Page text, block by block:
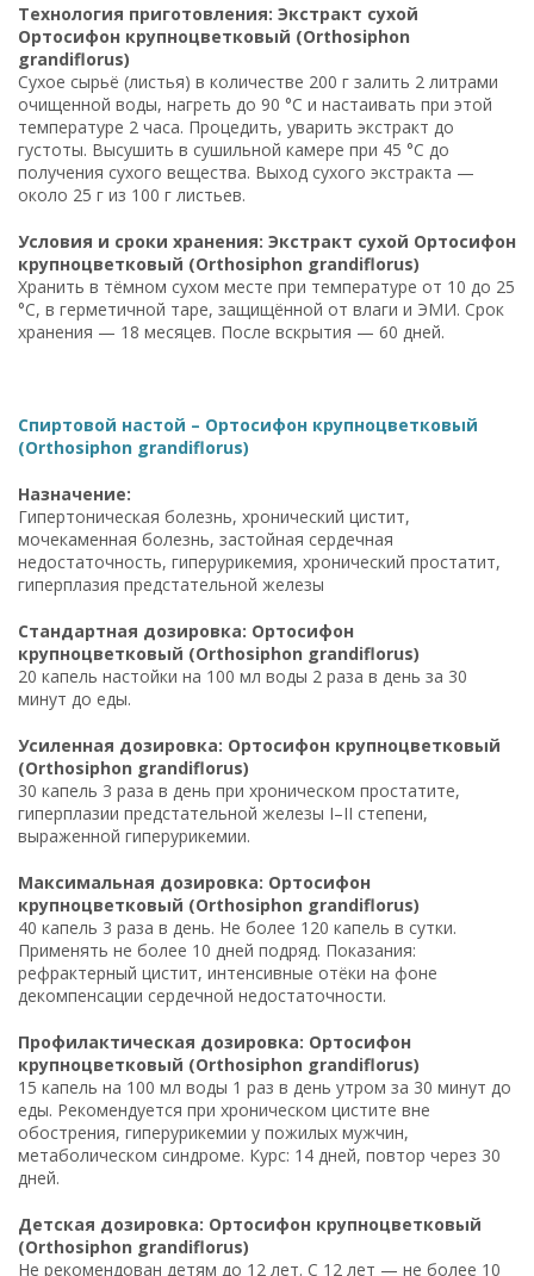
Технология приготовления: Экстракт сухой
Ортосифон крупноцветковый (Orthosiphon
grandiflorus)
Сухое сырьё (листья) в количестве 200 г залить 2 литрами
очищенной воды, нагреть до 90 °C и настаивать при этой
температуре 2 часа. Процедить, уварить экстракт до
густоты. Высушить в сушильной камере при 45 °C до
получения сухого вещества. Выход сухого экстракта —
около 25 г из 100 г листьев.
Условия и сроки хранения: Экстракт сухой Ортосифон
крупноцветковый (Orthosiphon grandiflorus)
Хранить в тёмном сухом месте при температуре от 10 до 25
°C, в герметичной таре, защищённой от влаги и ЭМИ. Срок
хранения — 18 месяцев. После вскрытия — 60 дней.
Спиртовой настой – Ортосифон крупноцветковый
(Orthosiphon grandiflorus)
Назначение:
Гипертоническая болезнь, хронический цистит,
мочекаменная болезнь, застойная сердечная
недостаточность, гиперурикемия, хронический простатит,
гиперплазия предстательной железы
Стандартная дозировка: Ортосифон
крупноцветковый (Orthosiphon grandiflorus)
20 капель настойки на 100 мл воды 2 раза в день за 30
минут до еды.
Усиленная дозировка: Ортосифон крупноцветковый
(Orthosiphon grandiflorus)
30 капель 3 раза в день при хроническом простатите,
гиперплазии предстательной железы I–II степени,
выраженной гиперурикемии.
Максимальная дозировка: Ортосифон
крупноцветковый (Orthosiphon grandiflorus)
40 капель 3 раза в день. Не более 120 капель в сутки.
Применять не более 10 дней подряд. Показания:
рефрактерный цистит, интенсивные отёки на фоне
декомпенсации сердечной недостаточности.
Профилактическая дозировка: Ортосифон
крупноцветковый (Orthosiphon grandiflorus)
15 капель на 100 мл воды 1 раз в день утром за 30 минут до
еды. Рекомендуется при хроническом цистите вне
обострения, гиперурикемии у пожилых мужчин,
метаболическом синдроме. Курс: 14 дней, повтор через 30
дней.
Детская дозировка: Ортосифон крупноцветковый
(Orthosiphon grandiflorus)
Не рекомендован детям до 12 лет. С 12 лет — не более 10